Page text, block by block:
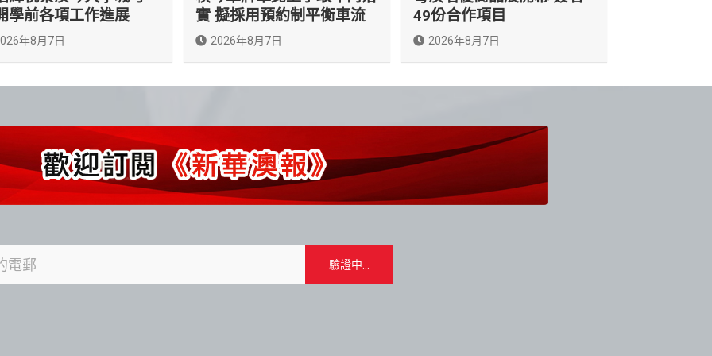
學前各項工作進展
年8月7日
實 擬採用預約制平衡車流
2026年8月7日
49份合作項目
2026年8月7日